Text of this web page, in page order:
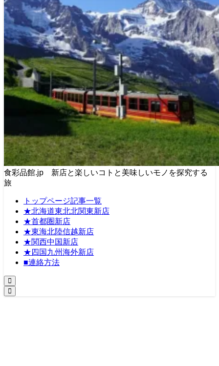
食彩品館.jp 新店と楽しいコトと美味しいモノを探究する
旅
トップページ記事一覧
★北海道東北北関東新店
★首都圏新店
★東海北陸信越新店
★関西中国新店
★四国九州海外新店
■連絡方法